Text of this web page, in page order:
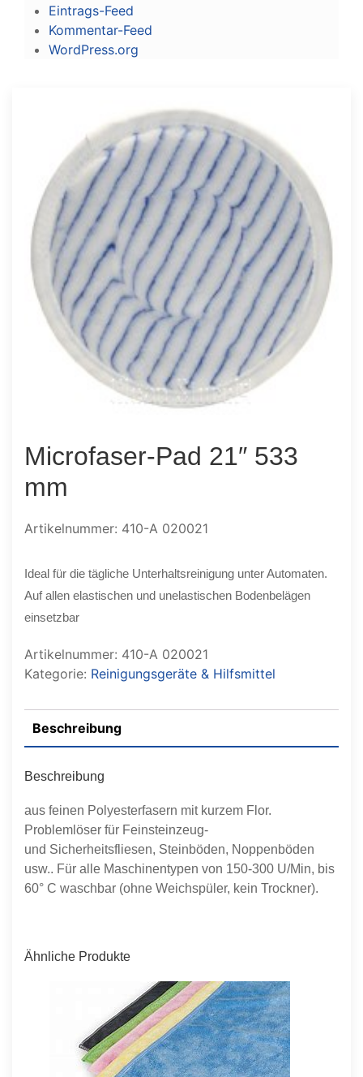
Eintrags-Feed
Kommentar-Feed
WordPress.org
Microfaser-Pad 21″ 533
mm
Artikelnummer: 410-A 020021
Ideal für die tägliche Unterhaltsreinigung unter Automaten.
Auf allen elastischen und unelastischen Bodenbelägen
einsetzbar
Artikelnummer: 410-A 020021
Kategorie: Reinigungsgeräte & Hilfsmittel
Beschreibung
Beschreibung
aus feinen Polyesterfasern mit kurzem Flor.
Problemlöser für Feinsteinzeug-
und Sicherheitsfliesen, Steinböden, Noppenböden
usw.. Für alle Maschinentypen von 150-300 U/Min, bis
60° C waschbar (ohne Weichspüler, kein Trockner).
Ähnliche Produkte